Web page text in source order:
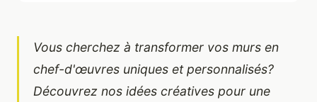
Vous cherchez à transformer vos murs en
chef-d'œuvres uniques et personnalisés?
Découvrez nos idées créatives pour une